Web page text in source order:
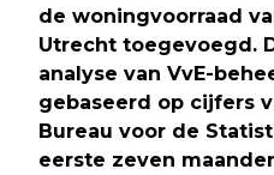
de woningvoorraad
Utrecht toegevoegd.
analyse van VvE-
gebaseerd op cijfers
Bureau voor de
eerste zeven